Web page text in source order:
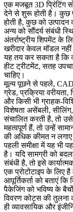
एक मजबूत 3D प्रिंटिंग
देने से शुरू होती है। कुछ
होती है, कुछ को उत्पादन
अन्य को सौंदर्य संबंधी
अंतर्राष्ट्रीय शिपमेंट के
खरीदार केवल मॉडल नहीं
यह तय कर सकता है कि
हीट ट्रीटमेंट, सतह
चाहिए।
मूल्य पूछने से पहले,
ग्रेड, प्रक्रिया वरीयता,
और किसी भी ग्राहक-
विशेषता असेंबली, सीलिंग,
संचालित करती है, तो
महत्वपूर्ण हैं, तो उन्हें
की अधिक कीमत न
पहली समीक्षा में यह भी
है। यदि सामग्री को
संबंधी है, तो इसे
एक प्रोटोटाइप के लिए
आपूर्तिकर्ता को बताएं
पैकेजिंग को भविष्य के
विवरण कोट्स की तुलना
ही व्यावसायिक और